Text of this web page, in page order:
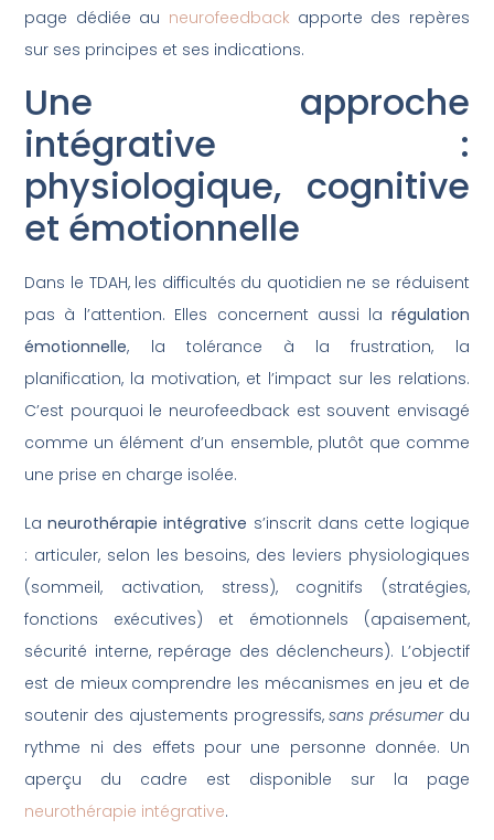
page dédiée au neurofeedback apporte des repères
sur ses principes et ses indications.
Une approche
intégrative :
physiologique, cognitive
et émotionnelle
Dans le TDAH, les difficultés du quotidien ne se réduisent
pas à l’attention. Elles concernent aussi la régulation
émotionnelle, la tolérance à la frustration, la
planification, la motivation, et l’impact sur les relations.
C’est pourquoi le neurofeedback est souvent envisagé
comme un élément d’un ensemble, plutôt que comme
une prise en charge isolée.
Laneurothérapie intégrative s’inscrit dans cette logique
: articuler, selon les besoins, des leviers physiologiques
(sommeil, activation, stress), cognitifs (stratégies,
fonctions exécutives) et émotionnels (apaisement,
sécurité interne, repérage des déclencheurs). L’objectif
est de mieux comprendre les mécanismes en jeu et de
soutenir des ajustements progressifs,sans présumerdu
rythme ni des effets pour une personne donnée. Un
aperçu du cadre est disponible sur la page
neurothérapie intégrative.